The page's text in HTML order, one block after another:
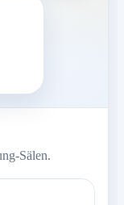
Sälen.